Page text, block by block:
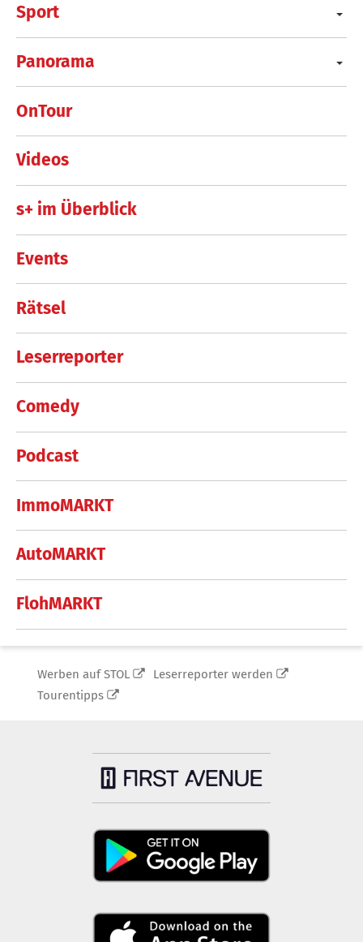
Sport
Panorama
OnTour
Videos
s+ im Überblick
Events
Rätsel
Leserreporter
Comedy
Podcast
ImmoMARKT
AutoMARKT
FlohMARKT
Werben auf STOL
Leserreporter werden
Tourentipps